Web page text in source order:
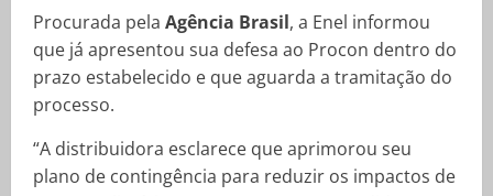
Procurada pela Agência Brasil, a Enel informou
que já apresentou sua defesa ao Procon dentro do
prazo estabelecido e que aguarda a tramitação do
processo.
“A distribuidora esclarece que aprimorou seu
plano de contingência para reduzir os impactos de